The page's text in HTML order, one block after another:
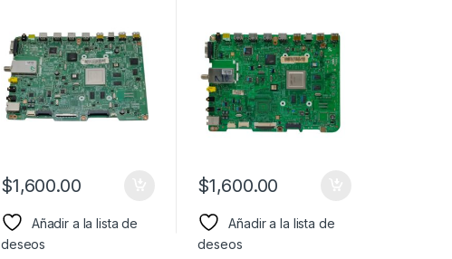
$1,600.00
Añadir a la lista de
deseos
$1,600.00
Añadir a la lista de
deseos